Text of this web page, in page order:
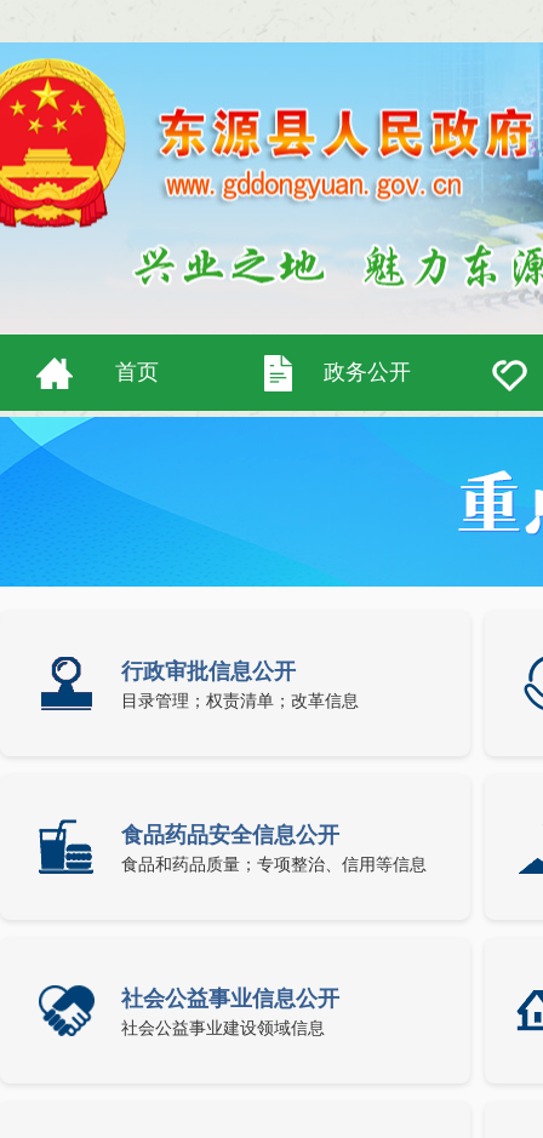
首页 政务公开
行政审批信息公开
目录管理；权责清单；改革信息
食品药品安全信息公开
食品和药品质量；专项整治、信用等信息
社会公益事业信息公开
社会公益事业建设领域信息